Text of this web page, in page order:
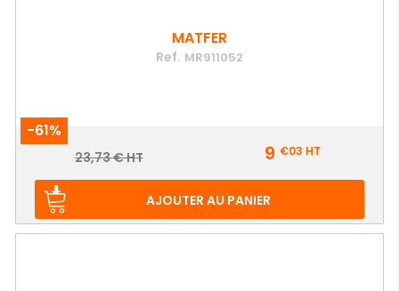
MATFER
Ref. MR911052
-61%
Prix
Prix
23,73 € HT 9 €03 HT
AJOUTER AU PANIER